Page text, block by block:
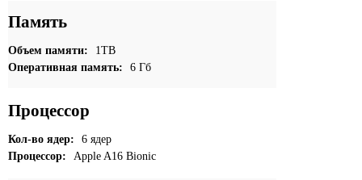
Память
Объем памяти:
1TB
Оперативная память:
6 Гб
Процессор
Кол-во ядер:
6 ядер
Процессор:
Apple A16 Bionic